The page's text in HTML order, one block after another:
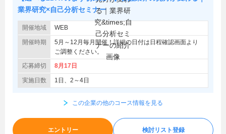
業界研究×自己分析セミナー
開催地域 WEB
開催時期
5月～12月毎月開催！詳細の日付は日程確認画面より
ご調整ください。
応募締切
8月17日
実施日数 1日、2～4日
この企業の他のコース情報を見る
エントリー 検討リスト登録